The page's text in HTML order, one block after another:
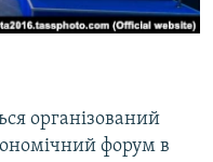
організований
форум в